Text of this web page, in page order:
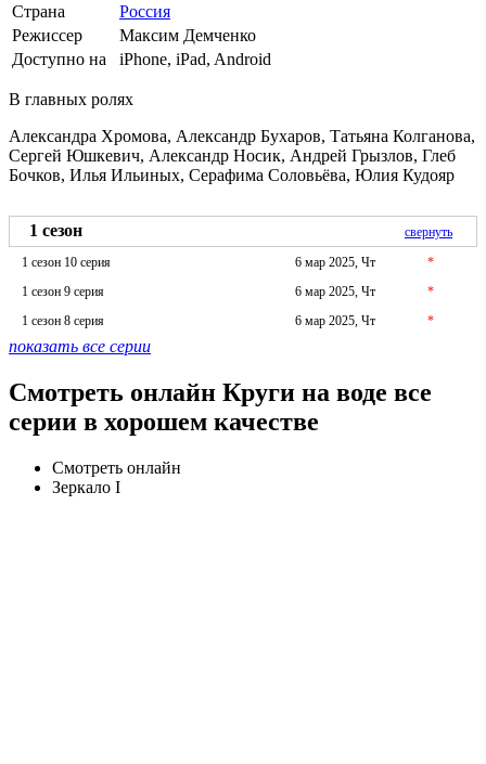
Страна
Россия
Режиссер
Максим Демченко
Доступно на
iPhone, iPad, Android
В главных ролях
Александра Хромова, Александр Бухаров, Татьяна Колганова,
Сергей Юшкевич, Александр Носик, Андрей Грызлов, Глеб
Бочков, Илья Ильиных, Серафима Соловьёва, Юлия Кудояр
1 сезон
свернуть
1 сезон 10 серия
6 мар 2025, Чт
*
1 сезон 9 серия
6 мар 2025, Чт
*
1 сезон 8 серия
6 мар 2025, Чт *
показать все серии
Смотреть онлайн Круги на воде все
серии в хорошем качестве
Смотреть онлайн
Зеркало I